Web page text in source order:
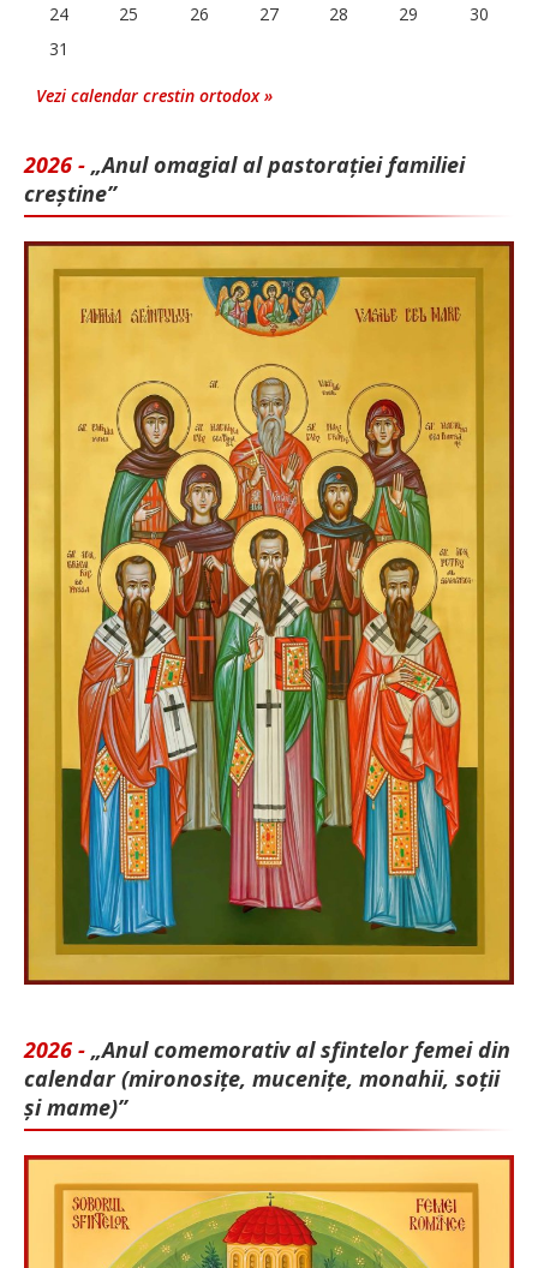
24
25 26 27 28 29
30
31
Vezi calendar crestin ortodox »
2026 - „Anul omagial al pastorației familiei
creștine”
2026 - „Anul comemorativ al sfintelor femei din
calendar (mironosițe, mu­cenițe, monahii, soții
și mame)”